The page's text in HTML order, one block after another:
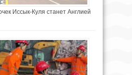
Иссык-Куля станет Англией